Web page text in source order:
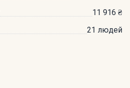
11 916 ₴
21 людей